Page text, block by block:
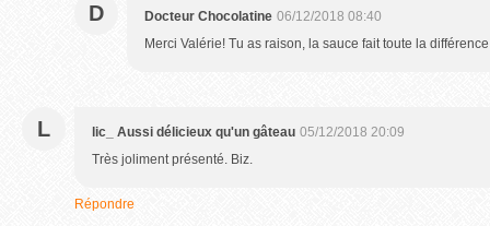
D Docteur Chocolatine 06/12/2018 08:40
Merci Valérie! Tu as raison, la sauce fait toute la
L lic_ Aussi délicieux qu'un gâteau 05/12/2018 20:09
Très joliment présenté. Biz.
Répondre